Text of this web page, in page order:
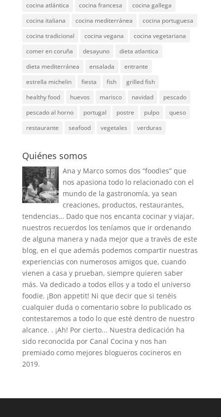
cocina atlántica
cocina francesa
cocina gallega
cocina italiana
cocina mediterránea
cocina portuguesa
cocina tradicional
cocina vegana
cocina vegetariana
comer en coruña
desayuno
dieta atlantica
dieta mediterránea
ensalada
entrante
estrella michelin
fiesta fish
grilled fish
healthy food
huevos marisco navidad
pescado
pescado al horno
portugal postre pulpo
queso
restaurante
seafood vegetales verduras
Quiénes somos
Ana y Marco somos dos “foodies” que
nos apasiona todo lo relacionado con el
mundo de la gastronomía, ya sean
creaciones, productos, restaurantes,
tendencias… Dado que nos encanta cocinar y viajar,
nuestros recuerdos los teníamos que ir ordenando
de alguna manera y nada mejor que a través de este
blog, en el que además podemos compartir nuestras
experiencias con numerosos amigos que, cuando
vienen a casa y prueban, siempre quieren saber
más. Va dedicado a todos ellos y a todo el universo
foodie. ¡Bon appetit! Ni que decir que si tenéis
cualquier duda o comentario sobre lo publicado os
contestaremos a todo lo que esté dentro de nuestro
alcance. . ¡Ah! Por cierto... Nuestra dedicación ha
sido reconocida por Canal Cocina y nos han
premiado como mejores blogueros cocineros en
2019.